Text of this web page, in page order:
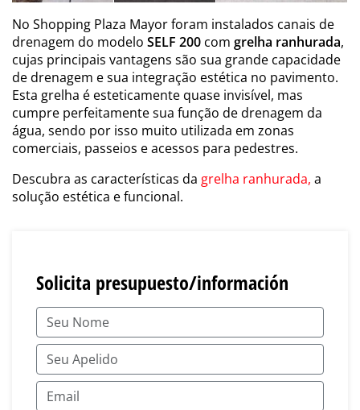
No Shopping Plaza Mayor foram instalados canais de
drenagem do modelo SELF 200 com grelha ranhurada,
cujas principais vantagens são sua grande capacidade
de drenagem e sua integração estética no pavimento.
Esta grelha é esteticamente quase invisível, mas
cumpre perfeitamente sua função de drenagem da
água, sendo por isso muito utilizada em zonas
comerciais, passeios e acessos para pedestres.
Descubra as características da grelha ranhurada, a
solução estética e funcional.
Solicita presupuesto/información